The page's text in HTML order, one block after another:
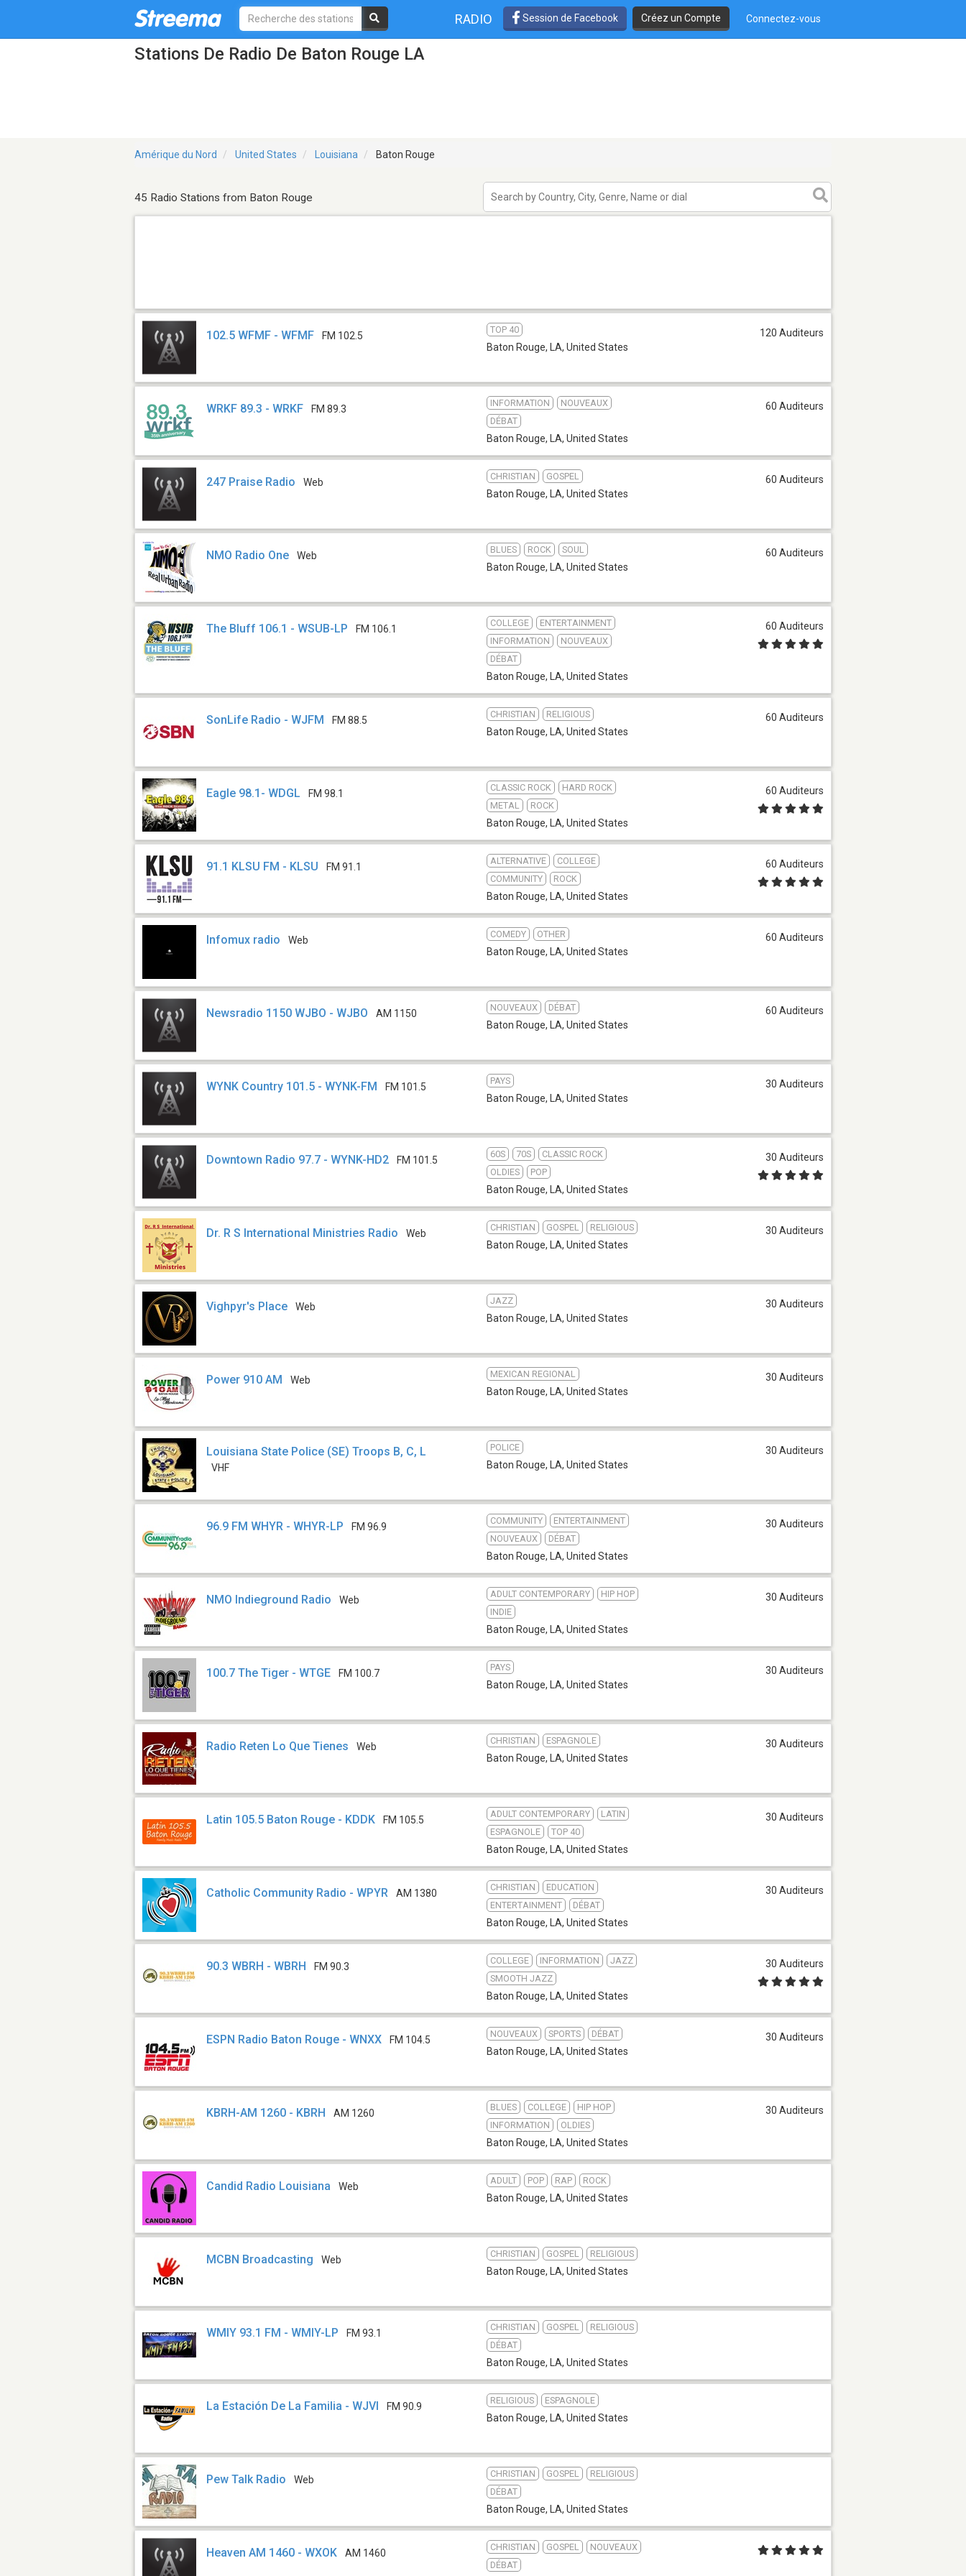
RADIO Session de Facebook Créez un Compte Connectez-vous
Stations De Radio De Baton Rouge LA
Amérique du Nord United States Louisiana Baton Rouge
45 Radio Stations from Baton Rouge
102.5 WFMF - WFMF FM 102.5
TOP 40
Baton Rouge, LA, United States
120 Auditeurs
WRKF 89.3 - WRKF FM 89.3
INFORMATION
NOUVEAUX
DÉBAT
Baton Rouge, LA, United States
60 Auditeurs
247 Praise Radio Web
CHRISTIAN GOSPEL
Baton Rouge, LA, United States
60 Auditeurs
NMO Radio One Web
BLUES ROCK SOUL
Baton Rouge, LA, United States
60 Auditeurs
The Bluff 106.1 - WSUB-LP FM 106.1
COLLEGE
ENTERTAINMENT
INFORMATION
NOUVEAUX
DÉBAT
Baton Rouge, LA, United States
60 Auditeurs
SonLife Radio - WJFM FM 88.5
CHRISTIAN RELIGIOUS
Baton Rouge, LA, United States
60 Auditeurs
Eagle 98.1- WDGL FM 98.1
CLASSIC ROCK
HARD ROCK
METAL
ROCK
Baton Rouge, LA, United States
60 Auditeurs
91.1 KLSU FM - KLSU FM 91.1
ALTERNATIVE
COLLEGE
COMMUNITY
ROCK
Baton Rouge, LA, United States
60 Auditeurs
Infomux radio Web
COMEDY OTHER
Baton Rouge, LA, United States
60 Auditeurs
Newsradio 1150 WJBO - WJBO AM 1150
NOUVEAUX DÉBAT
Baton Rouge, LA, United States
60 Auditeurs
WYNK Country 101.5 - WYNK-FM FM 101.5
PAYS
Baton Rouge, LA, United States
30 Auditeurs
Downtown Radio 97.7 - WYNK-HD2 FM 101.5
60S 70S
CLASSIC ROCK
OLDIES
POP
Baton Rouge, LA, United States
30 Auditeurs
Dr. R S International Ministries Radio Web
CHRISTIAN GOSPEL RELIGIOUS
Baton Rouge, LA, United States
30 Auditeurs
Vighpyr's Place Web
JAZZ
Baton Rouge, LA, United States
30 Auditeurs
Power 910 AM Web
MEXICAN REGIONAL
Baton Rouge, LA, United States
30 Auditeurs
Louisiana State Police (SE) Troops B, C, L
VHF
POLICE
Baton Rouge, LA, United States
30 Auditeurs
96.9 FM WHYR - WHYR-LP FM 96.9
COMMUNITY
ENTERTAINMENT
NOUVEAUX
DÉBAT
Baton Rouge, LA, United States
30 Auditeurs
NMO Indieground Radio Web
ADULT CONTEMPORARY
HIP HOP
INDIE
Baton Rouge, LA, United States
30 Auditeurs
100.7 The Tiger - WTGE FM 100.7
PAYS
Baton Rouge, LA, United States
30 Auditeurs
Radio Reten Lo Que Tienes Web
CHRISTIAN ESPAGNOLE
Baton Rouge, LA, United States
30 Auditeurs
Latin 105.5 Baton Rouge - KDDK FM 105.5
ADULT CONTEMPORARY
LATIN
ESPAGNOLE
TOP 40
Baton Rouge, LA, United States
30 Auditeurs
Catholic Community Radio - WPYR AM 1380
CHRISTIAN
EDUCATION
ENTERTAINMENT
DÉBAT
Baton Rouge, LA, United States
30 Auditeurs
90.3 WBRH - WBRH FM 90.3
COLLEGE INFORMATION
JAZZ
SMOOTH JAZZ
Baton Rouge, LA, United States
30 Auditeurs
ESPN Radio Baton Rouge - WNXX FM 104.5
NOUVEAUX SPORTS DÉBAT
Baton Rouge, LA, United States
30 Auditeurs
KBRH-AM 1260 - KBRH AM 1260
BLUES COLLEGE
HIP HOP
INFORMATION
OLDIES
Baton Rouge, LA, United States
30 Auditeurs
Candid Radio Louisiana Web
ADULT POP RAP ROCK
Baton Rouge, LA, United States
MCBN Broadcasting Web
CHRISTIAN GOSPEL RELIGIOUS
Baton Rouge, LA, United States
WMIY 93.1 FM - WMIY-LP FM 93.1
CHRISTIAN GOSPEL
RELIGIOUS
DÉBAT
Baton Rouge, LA, United States
La Estación De La Familia - WJVI FM 90.9
RELIGIOUS ESPAGNOLE
Baton Rouge, LA, United States
Pew Talk Radio Web
CHRISTIAN GOSPEL
RELIGIOUS
DÉBAT
Baton Rouge, LA, United States
Heaven AM 1460 - WXOK AM 1460
CHRISTIAN GOSPEL
NOUVEAUX
DÉBAT